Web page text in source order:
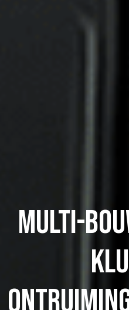
Multi-